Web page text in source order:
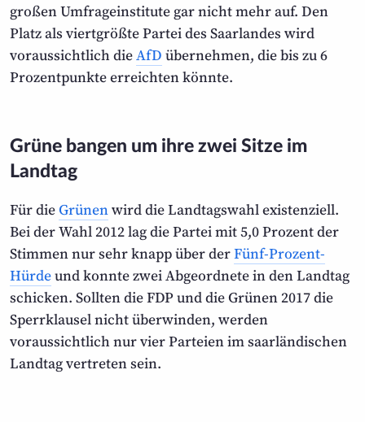
großen Umfrageinstitute gar nicht mehr auf. Den
Platz als viertgrößte Partei des Saarlandes wird
voraussichtlich dieAfD übernehmen, die bis zu 6
Prozentpunkte erreichten könnte.
Grüne bangen um ihre zwei Sitze im
Landtag
Für dieGrünenwird die Landtagswahl existenziell.
Bei der Wahl 2012 lag die Partei mit 5,0 Prozent der
Stimmen nur sehr knapp über derFünf-Prozent-
Hürdeund konnte zwei Abgeordnete in den Landtag
schicken. Sollten die FDP und die Grünen 2017 die
Sperrklausel nicht überwinden, werden
voraussichtlich nur vier Parteien im saarländischen
Landtag vertreten sein.